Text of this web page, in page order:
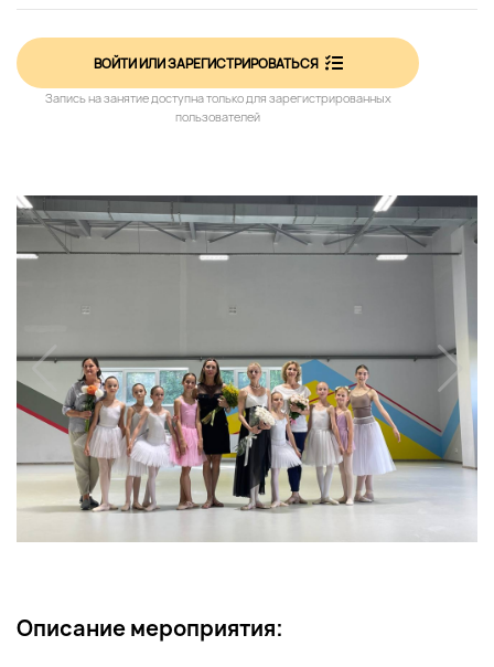
ВОЙТИ ИЛИ ЗАРЕГИСТРИРОВАТЬСЯ
Запись на занятие доступна только для зарегистрированных
пользователей
Описание мероприятия: